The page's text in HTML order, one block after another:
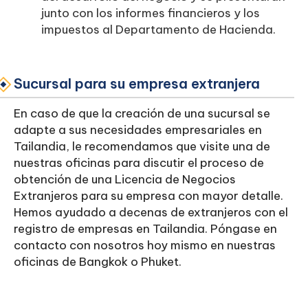
junto con los informes financieros y los
impuestos al Departamento de Hacienda.
Sucursal para su empresa extranjera
En caso de que la creación de una sucursal se
adapte a sus necesidades empresariales en
Tailandia, le recomendamos que visite una de
nuestras oficinas para discutir el proceso de
obtención de una Licencia de Negocios
Extranjeros para su empresa con mayor detalle.
Hemos ayudado a decenas de extranjeros con el
registro de empresas en Tailandia. Póngase en
contacto con nosotros hoy mismo en nuestras
oficinas de Bangkok o Phuket.